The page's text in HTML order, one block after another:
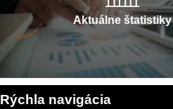
Aktuálne štatistiky
Rýchla navigácia